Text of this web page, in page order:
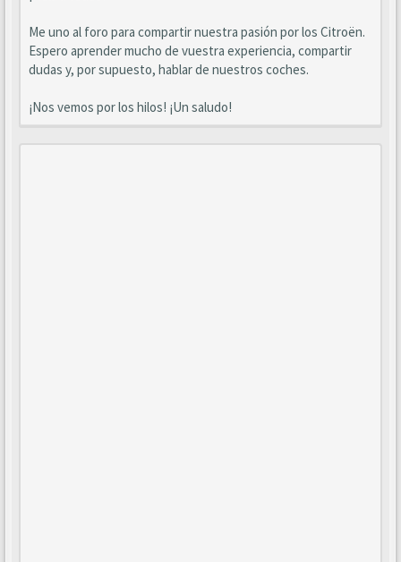
Me uno al foro para compartir nuestra pasión por los Citroën.
Espero aprender mucho de vuestra experiencia, compartir
dudas y, por supuesto, hablar de nuestros coches.
¡Nos vemos por los hilos! ¡Un saludo!